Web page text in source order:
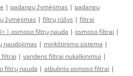
| padangų žymėjimas | padangų
žymėjimas | filtrų rūšys | filtrai
| osmoso filtrų nauda | osmoso filtrai |
naudojimas | minkštinimo sistema |
filtrai | vandens filtrai nukalkinimui |
filtrų nauda | atbulinio osmoso filtrai |